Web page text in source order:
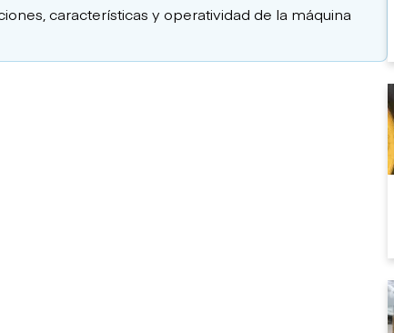
características y operatividad de la máquina